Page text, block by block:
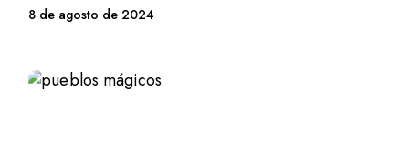
8 de agosto de 2024